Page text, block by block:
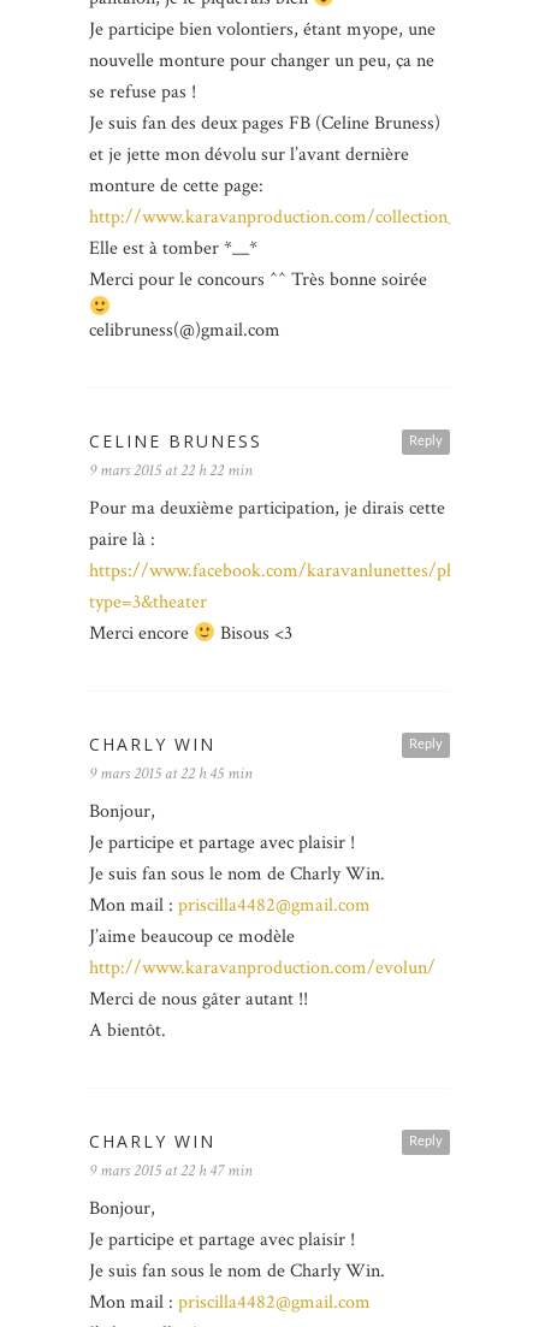
Je participe bien volontiers, étant myope, une
nouvelle monture pour changer un peu, ça ne
se refuse pas !
Je suis fan des deux pages FB (Celine Bruness)
et je jette mon dévolu sur l’avant dernière
monture de cette page:
http://www.karavanproduction.com/
Elle est à tomber *__*
Merci pour le concours ^^ Très bonne soirée
celibruness(@)gmail.com
Reply
CELINE BRUNESS
9 mars 2015 at 22 h 22 min
Pour ma deuxième participation, je dirais cette
paire là :
https://www.facebook.com/karavanlunettes/photos/
type=3&theater
Merci encore
Bisous <3
Reply
CHARLY WIN
9 mars 2015 at 22 h 45 min
Bonjour,
Je participe et partage avec plaisir !
Je suis fan sous le nom de Charly Win.
Mon mail : priscilla4482@gmail.com
J’aime beaucoup ce modèle
http://www.karavanproduction.com/evolun/
Merci de nous gâter autant !!
A bientôt.
Reply
CHARLY WIN
9 mars 2015 at 22 h 47 min
Bonjour,
Je participe et partage avec plaisir !
Je suis fan sous le nom de Charly Win.
Mon mail : priscilla4482@gmail.com